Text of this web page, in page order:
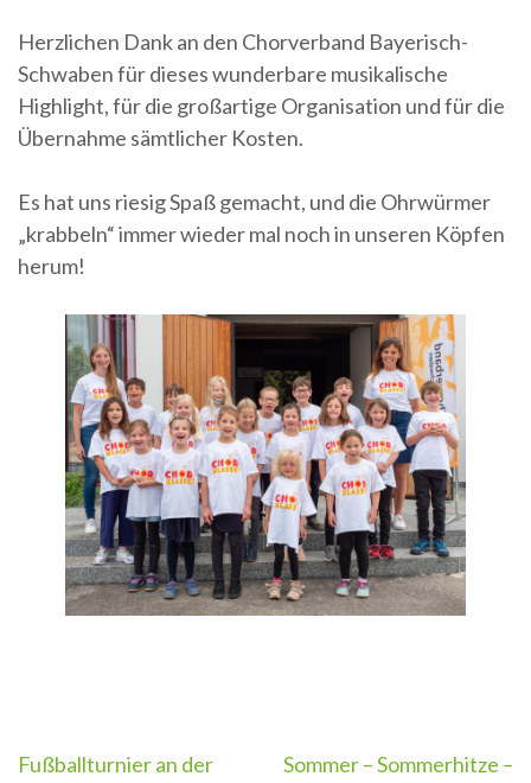
Herzlichen Dank an den Chorverband Bayerisch-
Schwaben für dieses wunderbare musikalische
Highlight, für die großartige Organisation und für die
Übernahme sämtlicher Kosten.
Es hat uns riesig Spaß gemacht, und die Ohrwürmer
„krabbeln“ immer wieder mal noch in unseren Köpfen
herum!
Beitragsnavigation
Fußballturnier an der
Sommer – Sommerhitze –